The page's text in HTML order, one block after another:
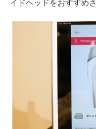
イドヘッドをおすすめさ